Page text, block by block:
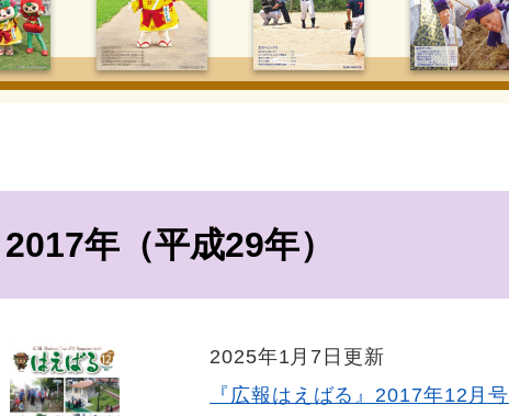
2017年（平成29年）
2025年1月7日更新
『広報はえばる』2017年12月号